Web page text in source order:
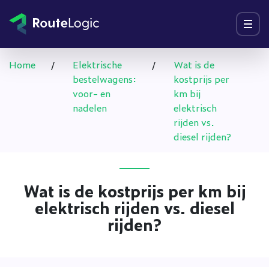
Menu
Home /
Elektrische
bestelwagens:
voor- en
nadelen
/
Wat is de
kostprijs per
km bij
elektrisch
rijden vs.
diesel rijden?
Wat is de kostprijs per km bij
elektrisch rijden vs. diesel
rijden?